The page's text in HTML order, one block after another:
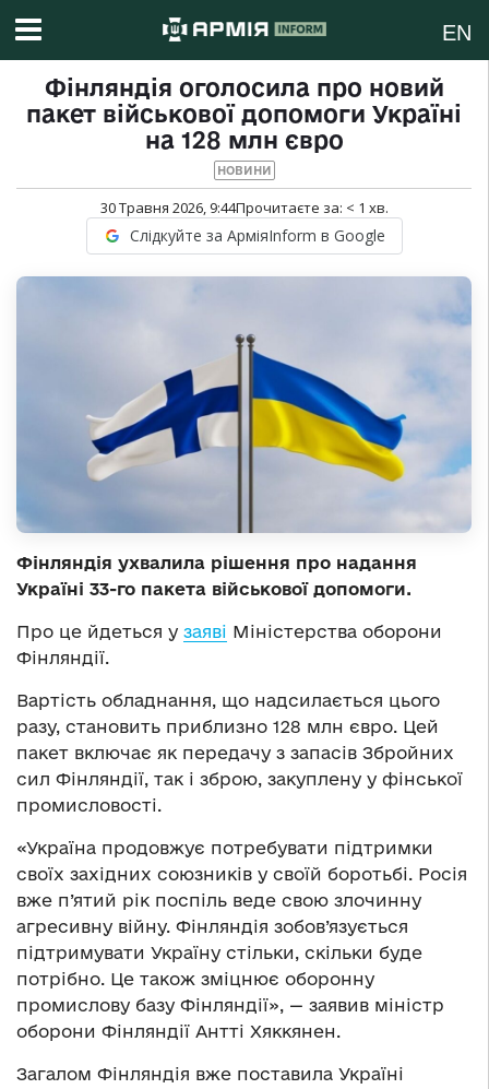
EN
Фінляндія оголосила про новий
пакет військової допомоги Україні
на 128 млн євро
НОВИНИ
30 Травня 2026, 9:44Прочитаєте за: < 1 хв.
Слідкуйте за АрміяInform в Google
Фінляндія ухвалила рішення про надання
Україні 33-го пакета військової допомоги.
Про це йдеться у заяві Міністерства оборони
Фінляндії.
Вартість обладнання, що надсилається цього
разу, становить приблизно 128 млн євро. Цей
пакет включає як передачу з запасів Збройних
сил Фінляндії, так і зброю, закуплену у фінської
промисловості.
«Україна продовжує потребувати підтримки
своїх західних союзників у своїй боротьбі. Росія
вже п’ятий рік поспіль веде свою злочинну
агресивну війну. Фінляндія зобов’язується
підтримувати Україну стільки, скільки буде
потрібно. Це також зміцнює оборонну
промислову базу Фінляндії», — заявив міністр
оборони Фінляндії Антті Хяккянен.
Загалом Фінляндія вже поставила Україні